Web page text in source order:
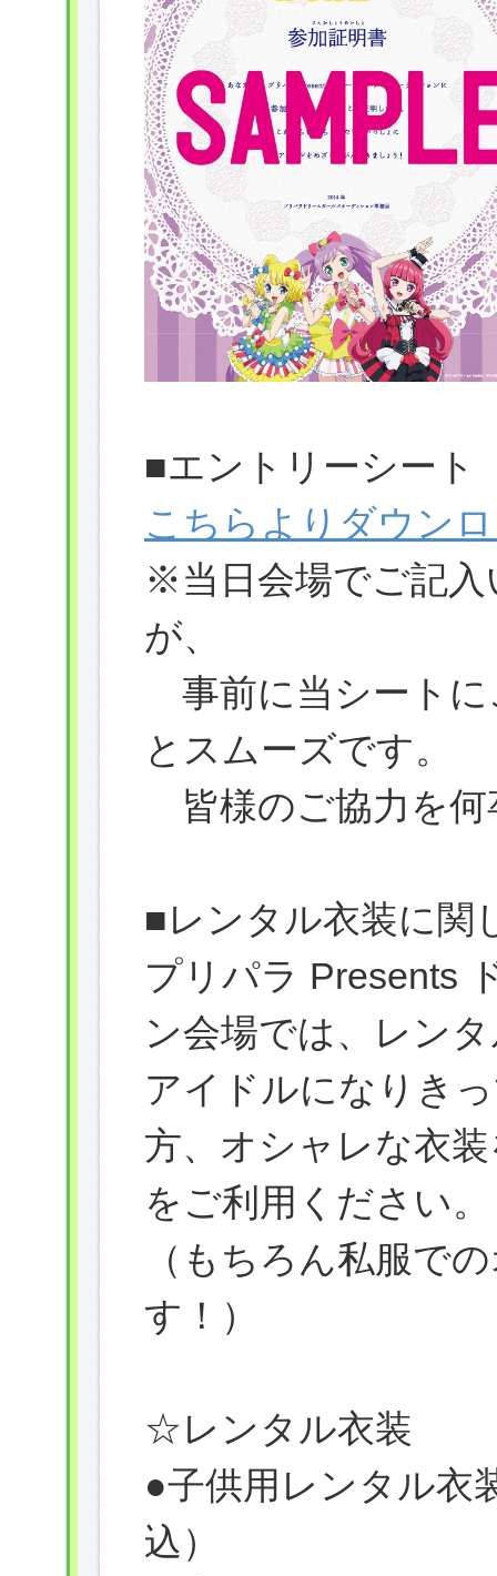
■エントリーシート
こちらよりダウン
※当日会場でご記入
が、
事前に当シートに
とスムーズです。
皆様のご協力を何
■レンタル衣装に関
プリパラ Presents
ン会場では、レン
アイドルになりき
方、オシャレな衣
をご利用ください。
（もちろん私服で
す！）
☆レンタル衣装
●子供用レンタル
込）